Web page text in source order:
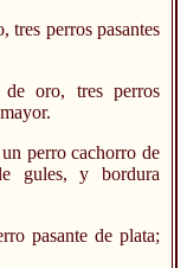
tres perros pasantes
oro, tres perros
perro cachorro de
gules, y bordura
pasante de plata;